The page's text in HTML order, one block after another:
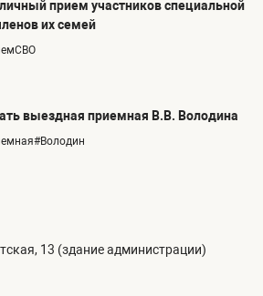
прием участников специальной
их семей
выездная приемная В.В. Володина
13 (здание администрации)